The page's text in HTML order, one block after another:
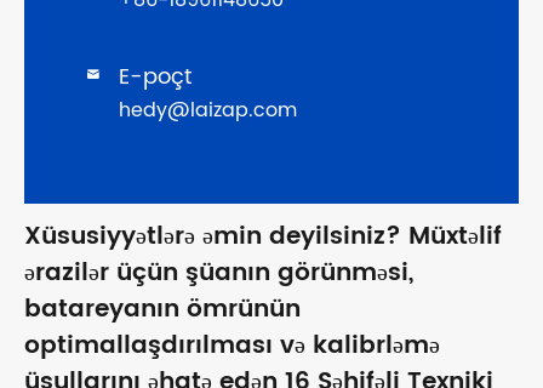
 E-poçt
hedy@laizap.com
Xüsusiyyətlərə əmin deyilsiniz? Müxtəlif
ərazilər üçün şüanın görünməsi,
batareyanın ömrünün
optimallaşdırılması və kalibrləmə